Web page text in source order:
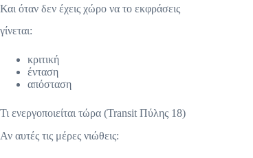
Και όταν δεν έχεις χώρο να το εκφράσεις
γίνεται:
κριτική
ένταση
απόσταση
Τι ενεργοποιείται τώρα (Transit Πύλης 18)
Αν αυτές τις μέρες νιώθεις: